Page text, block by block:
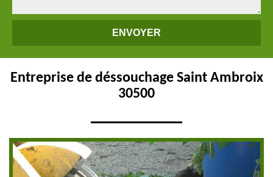
Entreprise de déssouchage Saint Ambroix
30500